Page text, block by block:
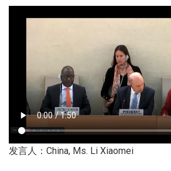
发言人：China, Ms. Li Xiaomei